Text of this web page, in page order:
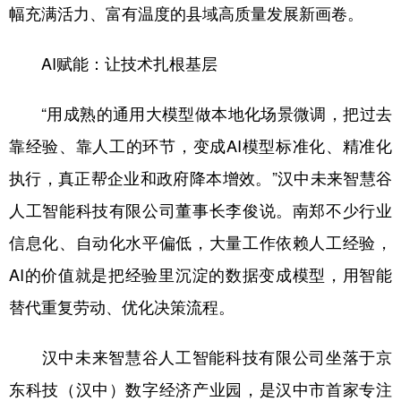
新疆 内蒙古 黑龙江
幅充满活力、富有温度的县域高质量发展新画卷。
AI赋能：让技术扎根基层
“用成熟的通用大模型做本地化场景微调，把过去
靠经验、靠人工的环节，变成AI模型标准化、精准化
执行，真正帮企业和政府降本增效。”汉中未来智慧谷
人工智能科技有限公司董事长李俊说。南郑不少行业
信息化、自动化水平偏低，大量工作依赖人工经验，
AI的价值就是把经验里沉淀的数据变成模型，用智能
替代重复劳动、优化决策流程。
汉中未来智慧谷人工智能科技有限公司坐落于京
东科技（汉中）数字经济产业园，是汉中市首家专注